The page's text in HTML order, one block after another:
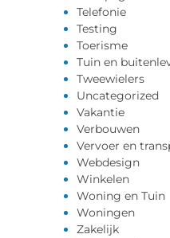
Telefonie
Testing
Toerisme
Tuin en
Tweewielers
Uncategorized
Vakantie
Verbouwen
Vervoer en
Webdesign
Winkelen
Woning en Tuin
Woningen
Zakelijk